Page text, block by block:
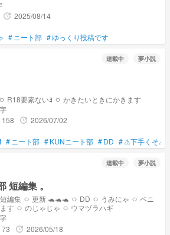
update 2025/08/14
# ニート部 #ゆっくり投稿です
連載中 夢小説
ㅇ DDmain ㅇ R18要素ないﾖ ㅇ かきたいときにかきます
158 update 2026/07/02
# ニート部 #KUNニート部 #DD #⚠下手くそ⚠
連載中 夢小説
短編集 。
ㅇ うみにゃ ㅇ ペニ
ガキ ㅇ とーます ㅇ のじゃじゃ ㅇ ウマヅラハギ
73 update 2026/05/18